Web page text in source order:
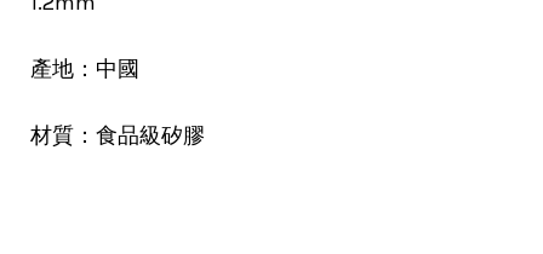
產地：中國
材質：食品級矽膠